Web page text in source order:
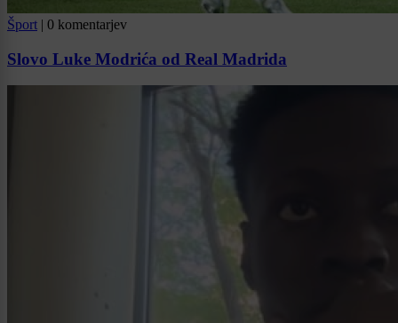
Šport | 0 komentarjev
Slovo Luke Modrića od Real Madrida